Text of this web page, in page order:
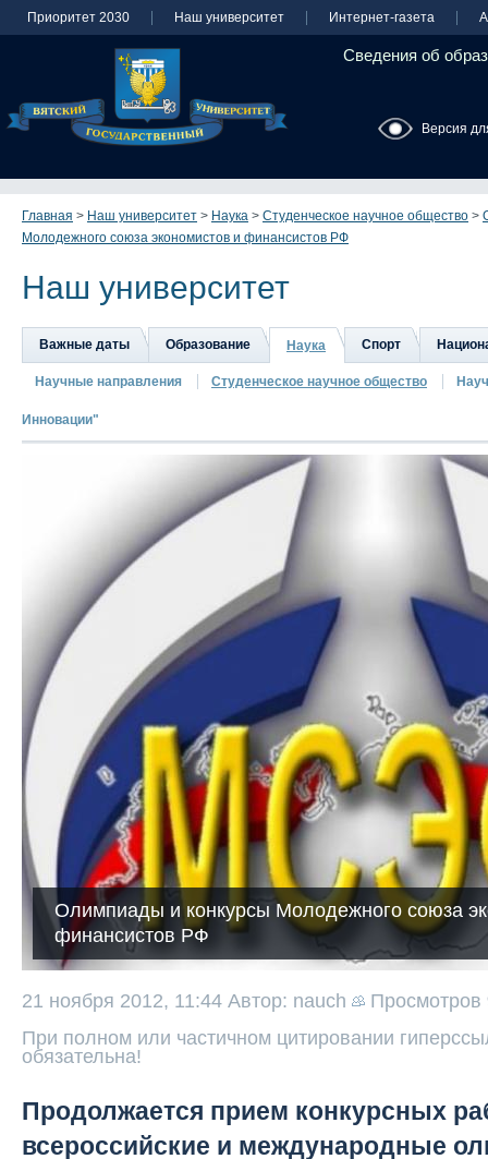
Приоритет 2030 Наш университет Интернет-газета
Сведения об
Версия
Главная > Наш университет > Наука > Студенческое научное общество >
Молодежного союза экономистов и финансистов РФ
Наш университет
Важные даты Образование Наука Спорт
Научные направления Студенческое научное общество
Инновации"
Олимпиады и конкурсы Молодежного союза
финансистов РФ
21 ноября 2012, 11:44 Автор: nauch Просмотров
При полном или частичном цитировании
обязательна!
Продолжается прием конкурсных
всероссийские и международные